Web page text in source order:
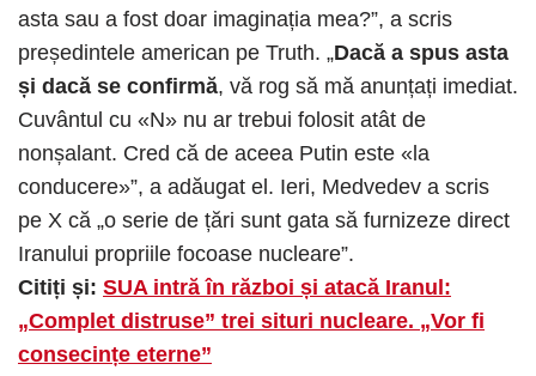
asta sau a fost doar imaginația mea?”, a scris
președintele american pe Truth. „Dacă a spus asta
și dacă se confirmă, vă rog să mă anunțați imediat.
Cuvântul cu «N» nu ar trebui folosit atât de
nonșalant. Cred că de aceea Putin este «la
conducere»”, a adăugat el. Ieri, Medvedev a scris
pe X că „o serie de țări sunt gata să furnizeze direct
Iranului propriile focoase nucleare”.
Citiți și: SUA intră în război și atacă Iranul:
„Complet distruse” trei situri nucleare. „Vor fi
consecințe eterne”